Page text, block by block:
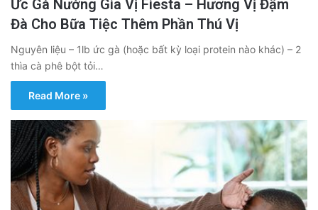
Ức Gà Nướng Gia Vị Fiesta – Hương Vị Đậm
Đà Cho Bữa Tiệc Thêm Phần Thú Vị
Nguyên liệu – 1lb ức gà (hoặc bất kỳ loại protein nào khác) – 2
thìa cà phê bột tỏi…
Read More »